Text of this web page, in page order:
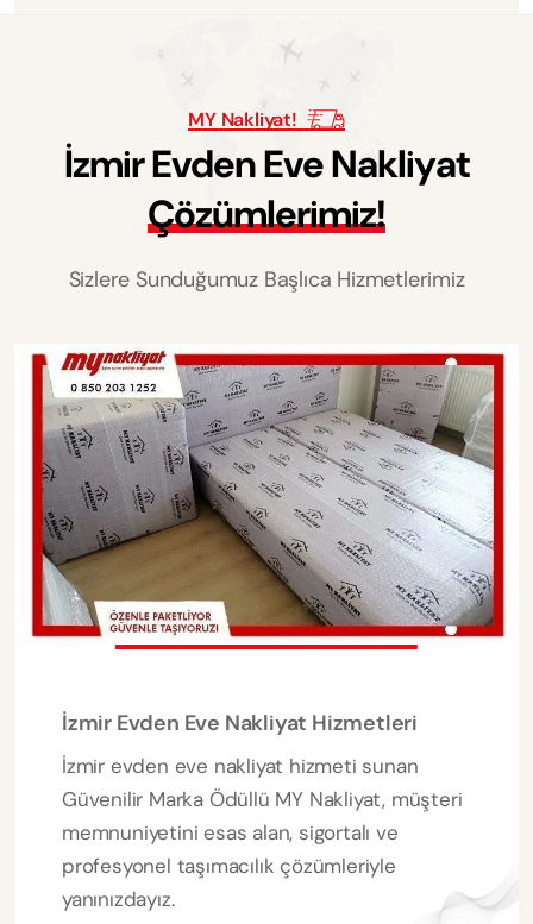
MY Nakliyat!
İzmirEvdenEveNakliyat
Çözümlerimiz!
Sizlere Sunduğumuz Başlıca Hizmetlerimiz
İzmir Evden Eve Nakliyat Hizmetleri
İzmir evden eve nakliyat hizmeti sunan
Güvenilir Marka Ödüllü MY Nakliyat, müşteri
memnuniyetini esas alan, sigortalı ve
profesyonel taşımacılık çözümleriyle
yanınızdayız.